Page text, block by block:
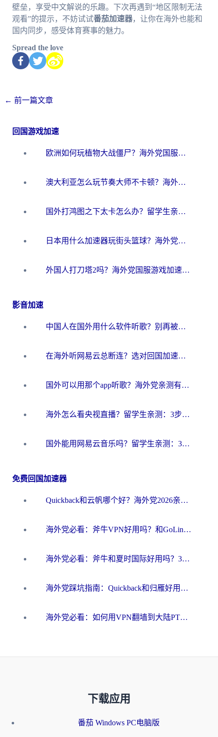
壁垒，享受中文解说的乐趣。下次再遇到“地区限制无法
观看”的提示，不妨试试番茄加速器，让你在海外也能和
国内同步，感受体育赛事的魅力。
Spread the love
← 前一篇文章
回国游戏加速
欧洲如何玩植物大战僵尸？海外党国服游戏加速避坑指南（附实测对比）
澳大利亚怎么玩节奏大师不卡顿？海外党国服游戏加速终极指南
国外打鸿图之下太卡怎么办？留学生亲测有效的国服游戏加速方案
日本用什么加速器玩街头篮球？海外党国服游戏不卡顿的终极攻略
外国人打刀塔2吗？海外党国服游戏加速避坑全攻略
影音加速
中国人在国外用什么软件听歌？别再被地域限制卡脖子，这篇教你轻松解锁国内音乐库
在海外听网易云总断连？选对回国加速器，告别地区限制和卡顿
国外可以用那个app听歌？海外党亲测有效的回国加速方案，轻松听国内音乐听书
海外怎么看央视直播？留学生亲测：3步解决版权限制+追剧自由
国外能用网易云音乐吗？留学生亲测：3步解决海外听歌难题
免费回国加速器
Quickback和云帆哪个好？海外党2026亲测指南：选对加速器大陆工具，无缝刷国内剧玩国服
海外党必看：斧牛VPN好用吗？和GoLinkVPN对比哪个回国效果更好？
海外党必看：斧牛和夏时国际好用吗？3步选对回国加速器，无缝刷国内资源
海外党踩坑指南：Quickback和归雁好用吗？选对加速器才能无缝刷国内资源
海外党必看：如何用VPN翻墙到大陆PTT？一篇解决你所有回国加速痛点
下载应用
番茄 Windows PC电脑版